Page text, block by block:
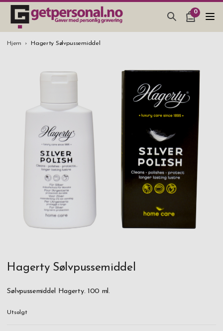
0
GAVER & GADGETS
SMYKKER & ACCESSOARER
BRYLLUPSGAVE 2026
Hjem Hagerty Sølvpussemiddel
Hagerty Sølvpussemiddel
Sølvpussemiddel Hagerty. 100 ml.
Utsolgt